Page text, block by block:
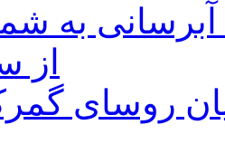
ماده ۲۳ طرح
از
روسای